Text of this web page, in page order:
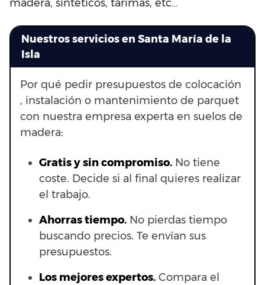
madera, sintéticos, tarimas, etc…
Nuestros servicios en Santa María de la
Isla
Por qué pedir presupuestos de colocación
, instalación o mantenimiento de parquet
con nuestra empresa experta en suelos de
madera:
Gratis y sin compromiso. No tiene
coste. Decide si al final quieres realizar
el trabajo.
Ahorras tiempo. No pierdas tiempo
buscando precios. Te envían sus
presupuestos.
Los mejores expertos. Compara el